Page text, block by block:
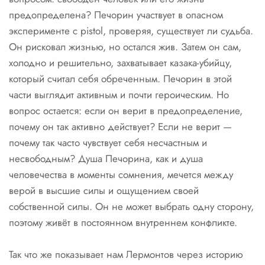
предопределена? Печорин участвует в опасном
эксперименте с pistol, проверяя, существует ли судьба.
Он рисковал жизнью, но остался жив. Затем он сам,
холодно и решительно, захватывает казака-убийцу,
который считал себя обреченным. Печорин в этой
части выглядит активным и почти героическим. Но
вопрос остается: если он верит в предопределение,
почему он так активно действует? Если не верит —
почему так часто чувствует себя несчастным и
несвободным? Душа Печорина, как и душа
человечества в моменты сомнения, мечется между
верой в высшие силы и ощущением своей
собственной силы. Он не может выбрать одну сторону,
поэтому живёт в постоянном внутреннем конфликте.
Так что же показывает нам Лермонтов через историю